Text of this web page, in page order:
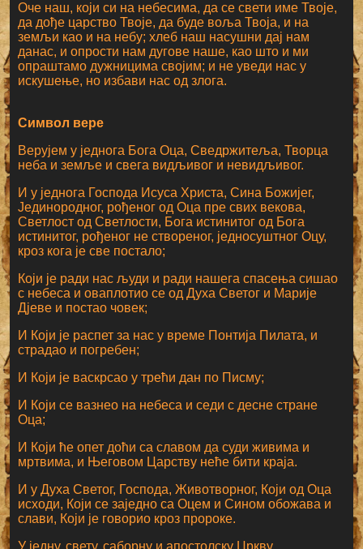
Оче наш, који си на небесима, да се свети име Твоје,
да дође царство Твоје, да буде воља Твоја, и на
земљи као и на небу; хлеб наш насушни дај нам
данас, и опрости нам дугове наше, као што и ми
опраштамо дужницима својим; и не уведи нас у
искушење, но избави нас од злога.
Символ вере
Верујем у једнога Бога Оца, Сведржитеља, Творца
неба и земље и свега видљивог и невидљивог.
И у једнога Господа Исуса Христа, Сина Божијег,
Јединородног, рођеног од Оца пре свих векова,
Светлост од Светлости, Бога истинитог од Бога
истинитог, рођеног не створеног, једносуштног Оцу,
кроз кога је све постало;
Који је ради нас људи и ради нашега спасења сишао
с небеса и оваплотио се од Духа Светог и Марије
Дјеве и постао човек;
И Који је распет за нас у време Понтија Пилата, и
страдао и погребен;
И Који је васкрсао у трећи дан по Писму;
И Који се вазнео на небеса и седи с десне стране
Оца;
И Који ће опет доћи са славом да суди живима и
мртвима, и Његовом Царству неће бити краја.
И у Духа Светог, Господа, Животворног, Који од Оца
исходи, Који се заједно са Оцем и Сином обожава и
слави, Који је говорио кроз пророке.